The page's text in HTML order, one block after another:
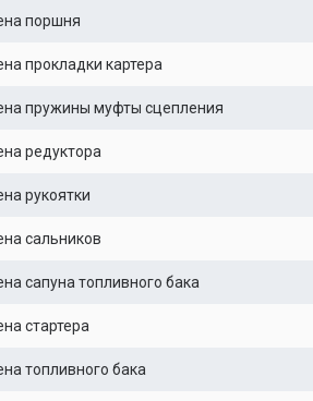
поршня
прокладки картера
пружины муфты сцепления
редуктора
рукоятки
сальников
сапуна топливного бака
стартера
топливного бака